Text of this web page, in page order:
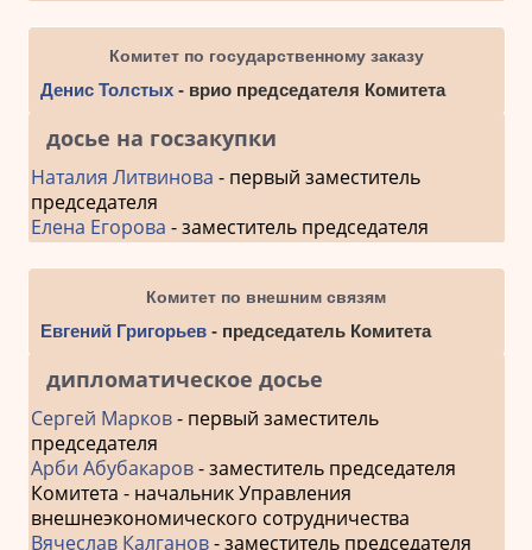
Комитет по государственному заказу
Денис Толстых- врио председателя Комитета
досье на госзакупки
Наталия Литвинова - первый заместитель
председателя
Елена Егорова - заместитель председателя
Комитет по внешним связям
Евгений Григорьев- председатель Комитета
дипломатическое досье
Сергей Марков- первый заместитель
председателя
Арби Абубакаров- заместитель председателя
Комитета - начальник Управления
внешнеэкономического сотрудничества
Вячеслав Калганов- заместитель председателя